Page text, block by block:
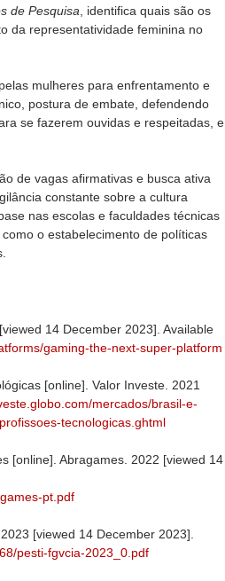
de Pesquisa , identifica quais são os
da representatividade feminina no
mulheres para enfrentamento e
postura de embate, defendendo
se fazerem ouvidas e respeitadas, e
de vagas afirmativas e busca ativa
constante sobre a cultura
nas escolas e faculdades técnicas
o estabelecimento de políticas
14 December 2023]. Available
gaming-the-next-super-platform
[online]. Valor Investe. 2021
mercados/brasil-e-
tecnologicas.ghtml
[online]. Abragames. 2022 [viewed 14
pt.pdf
[viewed 14 December 2023].
pesti-fgvcia-2023_0.pdf